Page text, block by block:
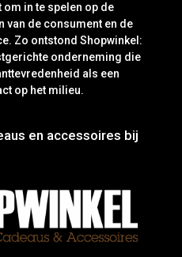
in te spelen op de
van de consument en de
Zo ontstond Shopwinkel:
onderneming die
als een
op het milieu.
en accessoires bij